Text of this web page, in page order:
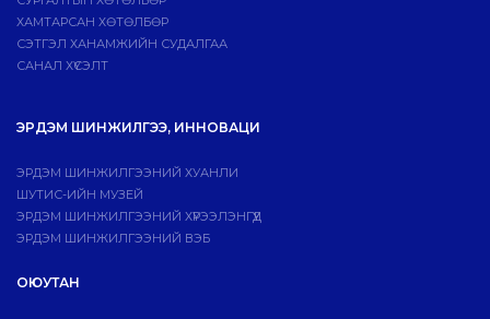
ХАМТАРСАН ХӨТӨЛБӨР
СЭТГЭЛ ХАНАМЖИЙН СУДАЛГАА
САНАЛ ХҮСЭЛТ
ЭРДЭМ ШИНЖИЛГЭЭ, ИННОВАЦИ
ЭРДЭМ ШИНЖИЛГЭЭНИЙ ХУАНЛИ
ШУТИС-ИЙН МУЗЕЙ
ЭРДЭМ ШИНЖИЛГЭЭНИЙ ХҮРЭЭЛЭНГҮҮД
ЭРДЭМ ШИНЖИЛГЭЭНИЙ ВЭБ
ОЮУТАН